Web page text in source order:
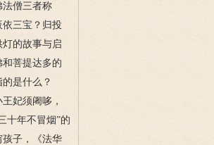
法僧三者称
依三宝？归投
的故事与启
菩提达多的
是什么？
妃须阇哆，
十年不冒烟”的
孩子，《法华